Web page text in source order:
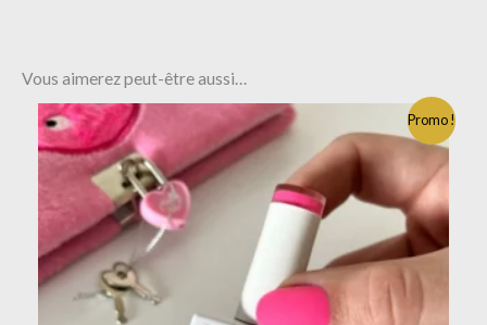
Vous aimerez peut-être aussi…
Promo !